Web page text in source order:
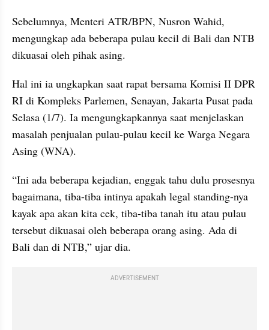
Sebelumnya, Menteri ATR/BPN, Nusron Wahid,
mengungkap ada beberapa pulau kecil di Bali dan NTB
dikuasai oleh pihak asing.
Hal ini ia ungkapkan saat rapat bersama Komisi II DPR
RI di Kompleks Parlemen, Senayan, Jakarta Pusat pada
Selasa (1/7). Ia mengungkapkannya saat menjelaskan
masalah penjualan pulau-pulau kecil ke Warga Negara
Asing (WNA).
“Ini ada beberapa kejadian, enggak tahu dulu prosesnya
bagaimana, tiba-tiba intinya apakah legal standing-nya
kayak apa akan kita cek, tiba-tiba tanah itu atau pulau
tersebut dikuasai oleh beberapa orang asing. Ada di
Bali dan di NTB,” ujar dia.
ADVERTISEMENT